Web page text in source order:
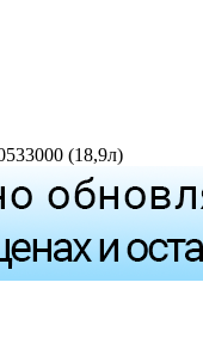
(18,9л)